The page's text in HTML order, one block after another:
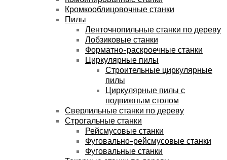
Кромкооблицовочные станки
Пилы
Ленточнопильные станки по дереву
Лобзиковые станки
Форматно-раскроечные станки
Циркулярные пилы
Строительные циркулярные
пилы
Циркулярные пилы с
подвижным столом
Сверлильные станки по дереву
Строгальные станки
Рейсмусовые станки
Фуговально-рейсмусовые станки
Фуговальные станки